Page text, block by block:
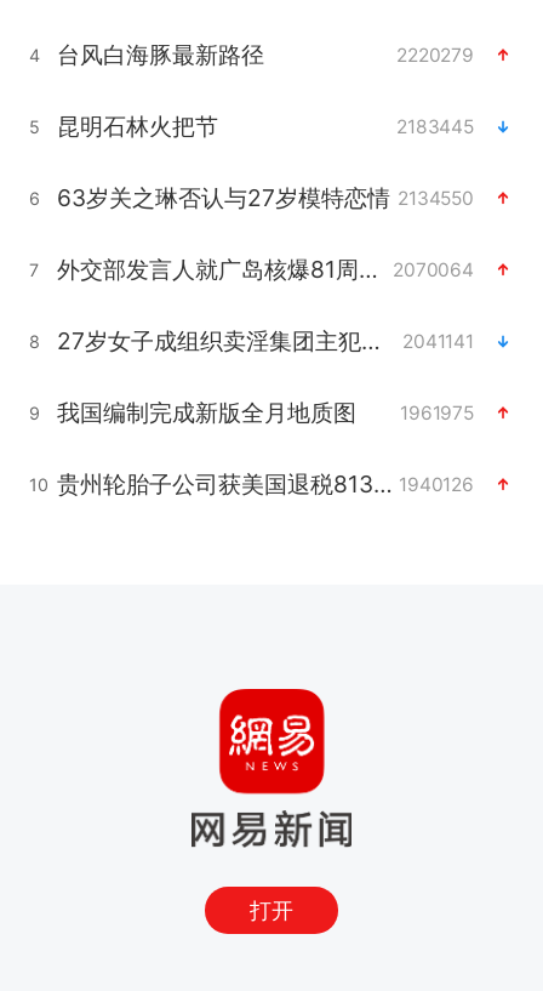
4 台风白海豚最新路径 2220279
5 昆明石林火把节 2183445
6 63岁关之琳否认与27岁模特恋情 2134550
7 外交部发言人就广岛核爆81周年等答记者问 2070064
8 27岁女子成组织卖淫集团主犯被通缉 2041141
9 我国编制完成新版全月地质图 1961975
10 贵州轮胎子公司获美国退税8136万 1940126
打开